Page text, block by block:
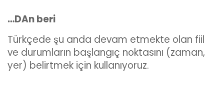
…DAn beri
Türkçede şu anda devam etmekte olan fiil
ve durumların başlangıç noktasını (zaman,
yer) belirtmek için kullanıyoruz.